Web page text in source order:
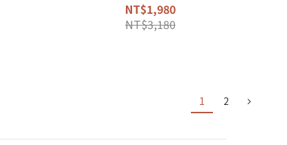
NT$1,980
NT$3,180
1 2